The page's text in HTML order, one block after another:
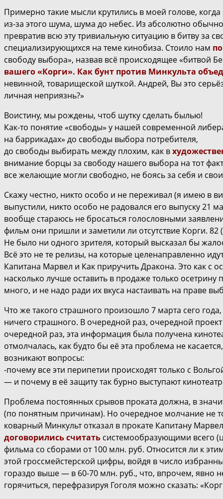
Примерно такие мысли крутились в моей голове,
из-за этого шума, шума до небес. Из абсолютно
превратив всю эту тривиальную ситуацию в битву за
специализирующихся на теме кинобиза. Стоило нам
свободу выбора», назвав всё происходящее «битвой
вашего «Корги». Как бунт против Минкульта
невинной, товарищеской шуткой. Андрей, Вы это
личная неприязнь?»
Воистину, мы рождены, чтоб шутку сделать былью!
Как-то понятие «свободы» у нашей современной
на баррикадах» до свободы выбора потребителя,
до свободы выбирать между плохим, как в
внимание борцы за свободу нашего выбора на тот
все желающие могли свободно, не боясь за себя и
Скажу честно, никто особо и не переживал (я имею в
выпустили, никто особо не радовался его выпуску 21
вообще стараюсь не бросаться голословными
фильм они пришли и заметили ли отсутствие Корги.
Не было ни одного зрителя, который высказал бы
Всё это не те релизы, на которые целенаправленно
Капитана Марвел и Как приручить Дракона. Это как с
насколько лучше оставить в продаже только
много, и не надо ради их вкуса настаивать на праве
Что же такого страшного произошло 7 марта сего
ничего страшного. В очередной раз, очередной
очередной раз, эта информация была получена
отмолчалась, как будто бы её эта проблема не
возникают вопросы:
-почему все эти перипетии происходят только с
— и почему в её защиту так бурно выступают
Проблема постоянных срывов проката должна, в
(по понятным причинам). Но очередное молчание не
коварный Минкульт отказал в прокате Капитану
договорились считать системообразующими всего
фильма со сборами от 100 млн. руб. Относится ли к
этой гроссмейстерской цифры, войдя в число
гораздо выше — в 60-70 млн. руб., что, впрочем, явно
горячиться, перефразируя Гоголя можно сказать: